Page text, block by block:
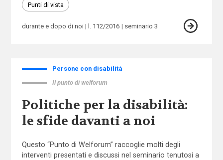
Punti di vista
durante e dopo di noi l. 112/2016 seminario 3
Persone con disabilità
Il punto di welforum
Politiche per la disabilità:
le sfide davanti a noi
Questo “Punto di Welforum” raccoglie molti degli
interventi presentati e discussi nel seminario tenutosi a